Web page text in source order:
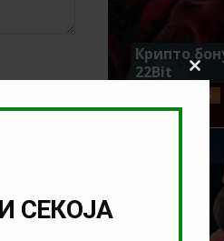
Крипто
22Bit
ЈУЛИ 29, 2026
Close
this
СЕКОЈА